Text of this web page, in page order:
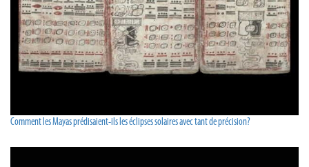
Comment les Mayas prédisaient-ils les éclipses solaires avec tant de précision?